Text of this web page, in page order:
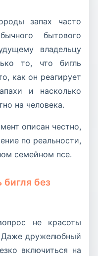
запах часто
бытового
владельцу
то, что бигль
как он реагирует
и насколько
на человека.
описан честно,
по реальности,
семейном псе.
без
не красоты
Даже дружелюбный
включиться на